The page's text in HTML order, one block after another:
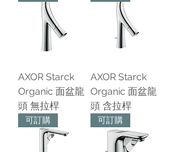
AXOR Starck
Organic 面盆龍
頭 無拉桿
AXOR Starck
Organic 面盆龍
頭 含拉桿
可訂購 可訂購